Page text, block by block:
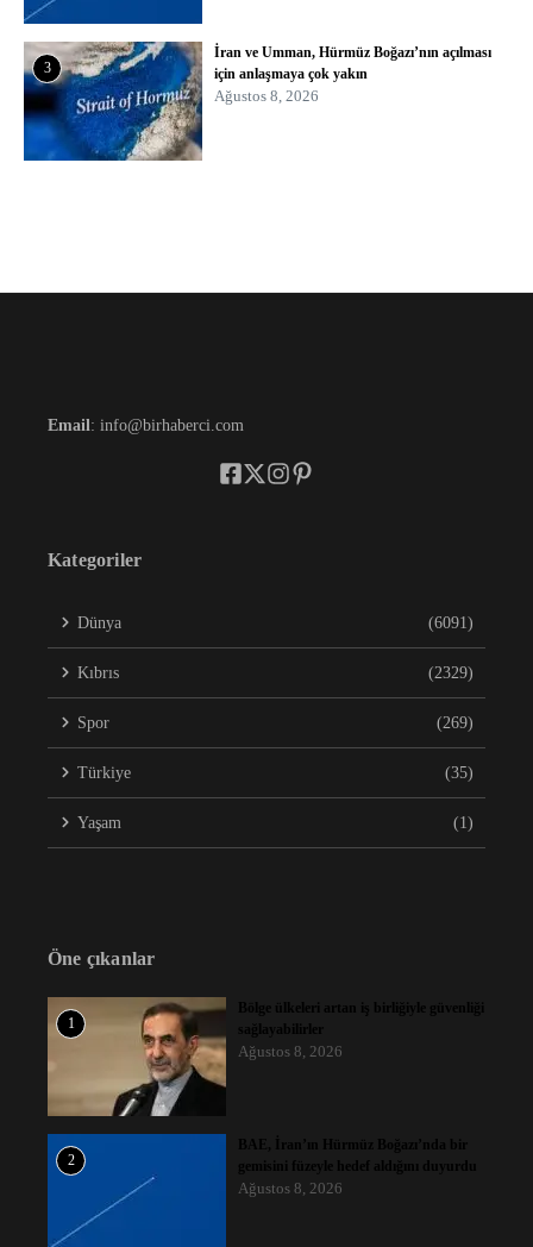
3
İran ve Umman, Hürmüz Boğazı’nın açılması
için anlaşmaya çok yakın
Ağustos 8, 2026
Email : info@birhaberci.com
Kategoriler
Dünya (6091)
Kıbrıs (2329)
Spor (269)
Türkiye (35)
Yaşam (1)
Öne çıkanlar
1
Bölge ülkeleri artan iş birliğiyle güvenliği
sağlayabilirler
Ağustos 8, 2026
2
BAE, İran’ın Hürmüz Boğazı’nda bir
gemisini füzeyle hedef aldığını duyurdu
Ağustos 8, 2026